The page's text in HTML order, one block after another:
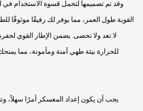
وقد تم تصميمها لتحمل قسوة الاستخدام في
القوية طول العمر، مما يوفر لك رفيقًا موثوقًا
لا تعد ولا تحصى. يضمن الإطار القوي لحفرة
للحرارة بيئة طهي آمنة ومأمونة، مما يمنحك
يجب أن يكون إعداد المعسكر أمرًا سهلاً،